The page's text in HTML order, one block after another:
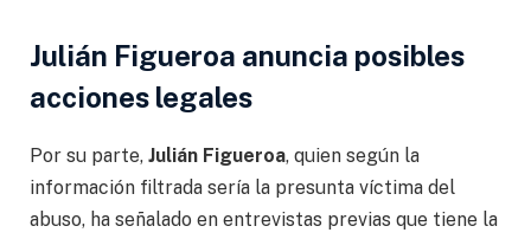
Julián Figueroa anuncia posibles
acciones legales
Por su parte, Julián Figueroa, quien según la
información filtrada sería la presunta víctima del
abuso, ha señalado en entrevistas previas que tiene la